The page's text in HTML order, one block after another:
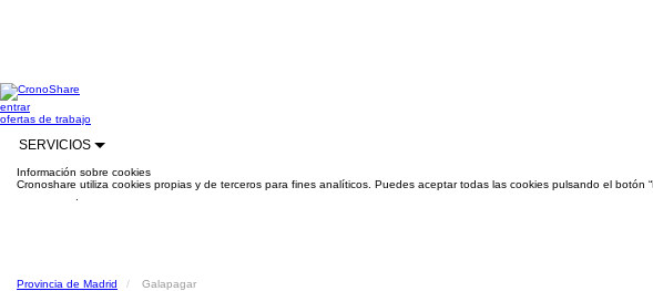
entrar
ofertas de trabajo
SERVICIOS
Información sobre cookies
Cronoshare utiliza cookies propias y de terceros para fines analíticos. Puedes aceptar todas las cookies pulsando el botón
Provincia de Madrid Galapagar